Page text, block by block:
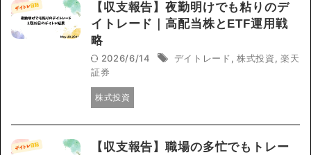
【収支報告】夜勤明けでも粘りのデ
イトレード｜高配当株とETF運用戦
略
2026/6/14 デイトレード , 株式投資, 楽天
証券
株式投資
【収支報告】職場の多忙でもトレー